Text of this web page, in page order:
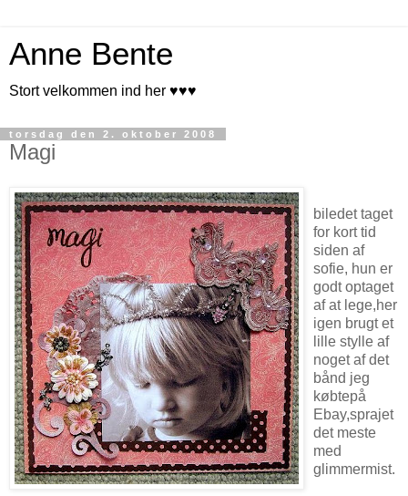
Anne Bente
Stort velkommen ind her ♥♥♥
torsdag den 2. oktober 2008
Magi
biledet taget
for kort tid
siden af
sofie, hun er
godt optaget
af at lege,her
igen brugt et
lille stylle af
noget af det
bånd jeg
købtepå
Ebay,sprajet
det meste
med
glimmermist.